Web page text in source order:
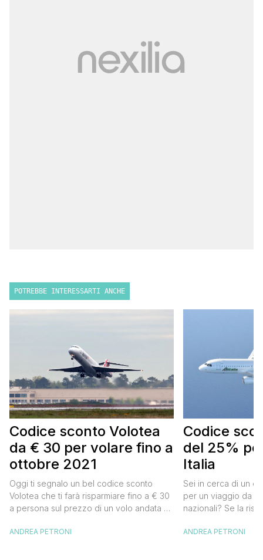
POTREBBE INTERESSARTI ANCHE
Codice sconto Volotea
da € 30 per volare fino a
ottobre 2021
Oggi ti segnalo un bel codice sconto
Volotea che ti farà risparmiare fino a € 30
a persona sul prezzo di un volo andata e
15 a tratta, che diventano € 30 su un volo
ANDREA PETRONI
Codice
del 25%
Italia
Sei in cerca di un
per un viaggio da
nazionali? Se la
Alitalia per l’Italia.
ANDREA PETRONI